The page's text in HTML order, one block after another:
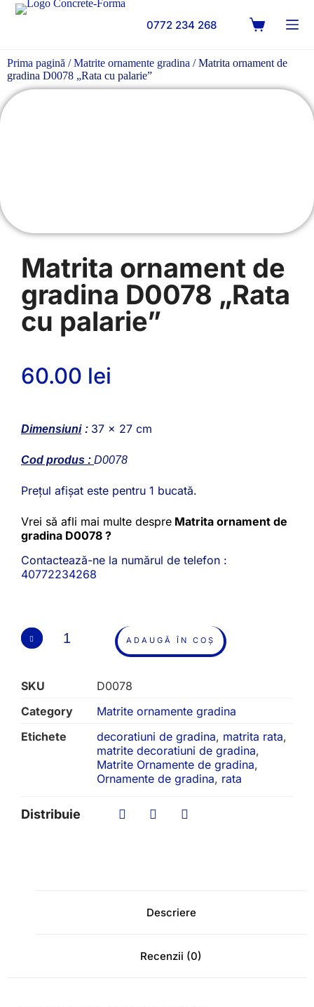
0772 234 268
Prima pagină /Matrite ornamente gradina / Matrita ornament de
gradina D0078 „Rata cu palarie”
Matrita ornament de
gradina D0078 „Rata
cu palarie”
60.00 lei
Dimensiuni : 37 x 27 cm
Cod produs : D0078
Prețul afișat este pentru 1 bucată.
Vrei să afli mai multe despre Matrita ornament de
gradina D0078 ?
Contactează-ne la numărul de telefon :
40772234268
ADAUGĂ ÎN COȘ
SKU
D0078
Category
Matrite ornamente gradina
Etichete
decoratiuni de gradina, matrita rata,
matrite decoratiuni de gradina,
Matrite Ornamente de gradina,
Ornamente de gradina, rata
Distribuie
Descriere
Recenzii (0)